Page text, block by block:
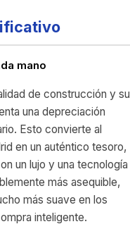
mano
de construcción y su
una depreciación
Esto convierte al
en un auténtico tesoro,
un lujo y una tecnología
más asequible,
más suave en los
inteligente.